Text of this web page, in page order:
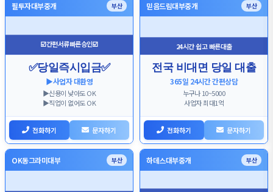
필투자대부중개
부산
☑️간편서류빠른승인☑️
✅당일즉시입금✅
▶️사업자 대환영
▶️신용이 낮아도 OK
▶️직업이 없어도 OK
전화하기 문자하기
믿음드림대부중개 부산
24시간 쉽고 빠른대출
전국 비대면 당일 대출
365일 24시간 간편상담
누구나 10~5000
사업자 최대1억
전화하기 문자하기
OK동그라미대부 부산 하데스대부중개 부산